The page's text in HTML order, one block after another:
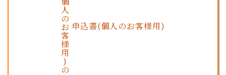
申込書(個人のお客様用)